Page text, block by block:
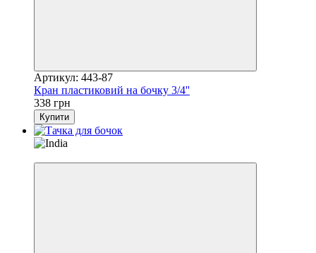
Артикул: 443-87
Кран пластиковий на бочку 3/4''
338 грн
Купити